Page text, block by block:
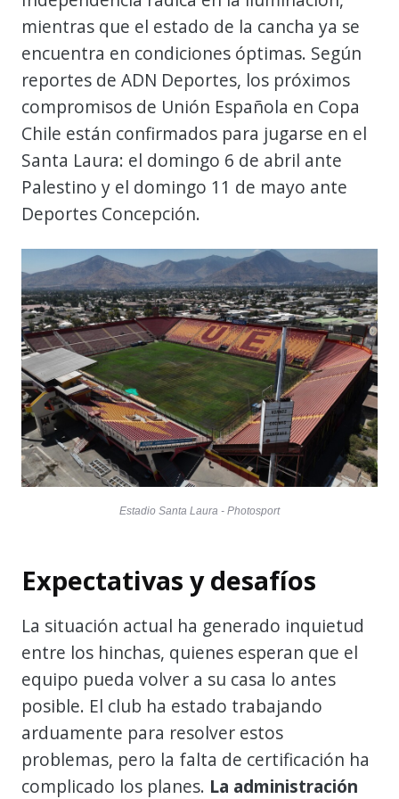
mientras que el estado de la cancha ya se
encuentra en condiciones óptimas. Según
reportes de ADN Deportes, los próximos
compromisos de Unión Española en Copa
Chile están confirmados para jugarse en el
Santa Laura: el domingo 6 de abril ante
Palestino y el domingo 11 de mayo ante
Deportes Concepción.
Estadio Santa Laura - Photosport
Expectativas y desafíos
La situación actual ha generado inquietud
entre los hinchas, quienes esperan que el
equipo pueda volver a su casa lo antes
posible. El club ha estado trabajando
arduamente para resolver estos
problemas, pero la falta de certificación ha
complicado los planes. La administración